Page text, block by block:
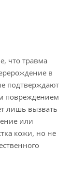
что травма
в
подтверждают
повреждением
лишь вызвать
или
кожи, но не